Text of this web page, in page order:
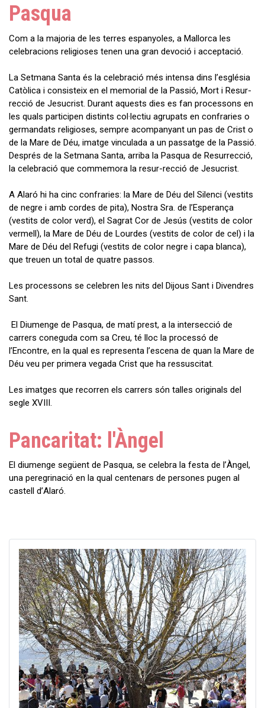
Pasqua
Com a la majoria de les terres espanyoles, a Mallorca les
celebracions religioses tenen una gran devoció i acceptació.
La Setmana Santa és la celebració més intensa dins l’església
Catòlica i consisteix en el memorial de la Passió, Mort i Resur-
recció de Jesucrist. Durant aquests dies es fan processons en
les quals participen distints col·lectiu agrupats en confraries o
germandats religioses, sempre acompanyant un pas de Crist o
de la Mare de Déu, imatge vinculada a un passatge de la Passió.
Després de la Setmana Santa, arriba la Pasqua de Resurrecció,
la celebració que commemora la resur-recció de Jesucrist.
A Alaró hi ha cinc confraries: la Mare de Déu del Silenci (vestits
de negre i amb cordes de pita), Nostra Sra. de l’Esperança
(vestits de color verd), el Sagrat Cor de Jesús (vestits de color
vermell), la Mare de Déu de Lourdes (vestits de color de cel) i la
Mare de Déu del Refugi (vestits de color negre i capa blanca),
que treuen un total de quatre passos.
Les processons se celebren les nits del Dijous Sant i Divendres
Sant.
El Diumenge de Pasqua, de matí prest, a la intersecció de
carrers coneguda com sa Creu, té lloc la processó de
l’Encontre, en la qual es representa l’escena de quan la Mare de
Déu veu per primera vegada Crist que ha ressuscitat.
Les imatges que recorren els carrers són talles originals del
segle XVIII.
Pancaritat: l'Àngel
El diumenge següent de Pasqua, se celebra la festa de l’Àngel,
una peregrinació en la qual centenars de persones pugen al
castell d’Alaró.